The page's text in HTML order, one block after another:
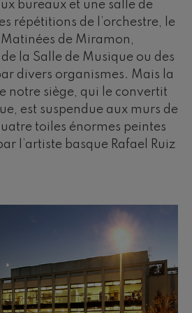
bureaux et une salle de
répétitions de l’orchestre, le
de Miramon,
la Salle de Musique ou des
divers organismes. Mais la
notre siège, qui le convertit
est suspendue aux murs de
toiles énormes peintes
l’artiste basque Rafael Ruiz